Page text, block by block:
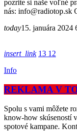
pozrite si naše voľné
nás: info@radiotop.sk
today15. januára 2024
insert_link 13 12
Info
REKLAMA V
Spolu s vami môžete
know-how skúseností
spotové kampane.